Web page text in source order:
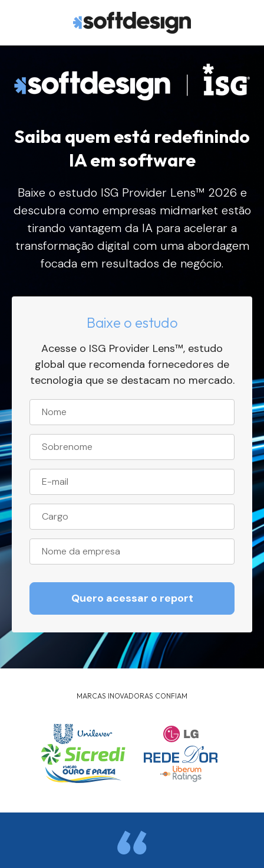
Saiba quem está redefinindo
IA em software
Baixe o estudo ISG Provider Lens™ 2026 e
descubra como empresas midmarket estão
tirando vantagem da IA para acelerar a
transformação digital com uma abordagem
focada em resultados de negócio.
Baixe o estudo
Acesse o ISG Provider Lens™, estudo
global que recomenda fornecedores de
tecnologia que se destacam no mercado.
MARCAS INOVADORAS CONFIAM